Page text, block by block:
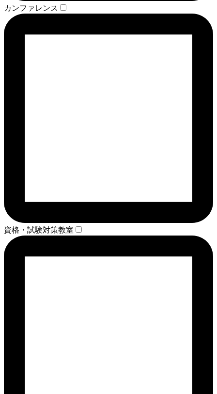
カンファレンス
資格・試験対策教室